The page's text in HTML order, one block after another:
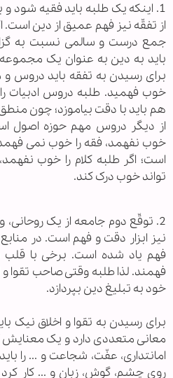
1. اینکه یک طلبه باید فقیه شود
از تفقّه نیز فهم عمیق از دین است.
جمع درست و سالمی نسبت به
باید به دین به عنوان یک
برای رسیدن به تفقه باید دروس و
خوب فهمید. طلبه دروس ادبیات
هم باید با دقت بیاموزد؛ چون
از دیگر دروس مهم حوزه اصول
خوب نفهمد، فقه را خوب نمی
است؛ اگر طلبه کلام را خوب
تواند خوب درک کند.
2. توقّع دوم جامعه از یک
نیز ابزار دقت و فهم است. در منابع
فهم یاد شده است. برخی با قلب
فهمند. لذا طلبه وقتی صاحب تقوا و
خود به تبلیغ دین بپردازد.
برای رسیدن به تقوا و اخلاق نیک
معانی متعددی دارد و یک
امانتداری، عفّت، شجاعت و ... را
روی چشم، گوش، زبان و ... کار کرد